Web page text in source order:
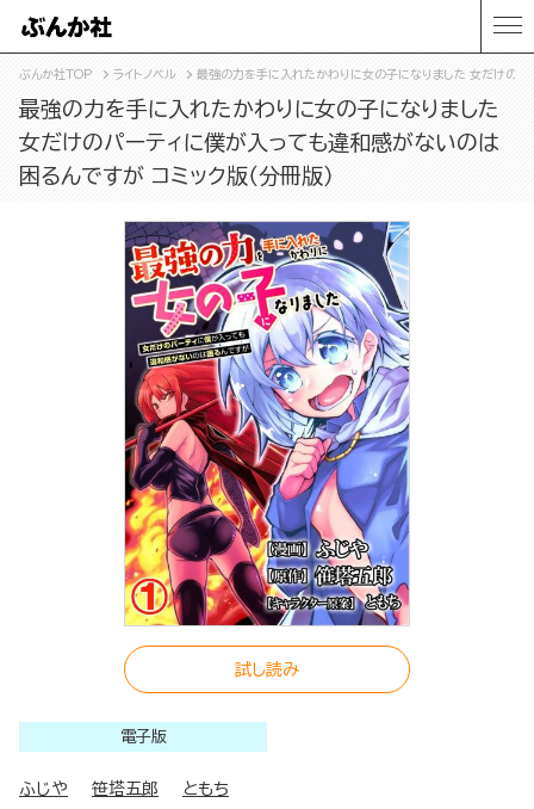
ぶんか社TOP ライトノベル 最強の力を手に入れたかわりに女の子になりました 女だけのパ
最強の力を手に入れたかわりに女の子になりました
女だけのパーティに僕が入っても違和感がないのは
困るんですが コミック版（分冊版）
試し読み
電子版
ふじや 笹塔五郎 ともち